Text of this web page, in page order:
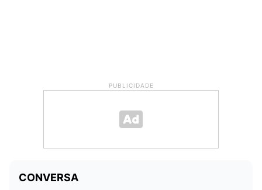
PUBLICIDADE